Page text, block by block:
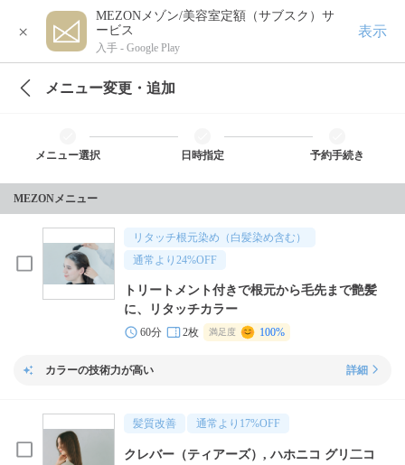
×
MEZONメゾン/美容室定額（サブスク）サ
ービス
入手 - Google Play
表示
メニュー変更・追加
メニュー選択 日時指定 予約手続き
MEZONメニュー
リタッチ根元染め（白髪染め含む）
通常より 24%OFF
トリートメント付きで根元から毛先まで艶髪
に、リタッチカラー
60分 2枚 満足度 100%
カラーの技術力が高い 詳細
髪質改善 通常より 17%OFF
クレバー（ティアーズ）, ハホニコ グリ二コ